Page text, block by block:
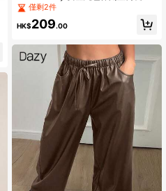
褲，帶口袋
僅剩2件
HK$209.00